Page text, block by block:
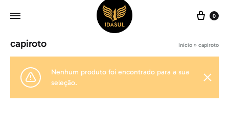
0
capiroto Início » capiroto
Nenhum produto foi encontrado para a sua
seleção.